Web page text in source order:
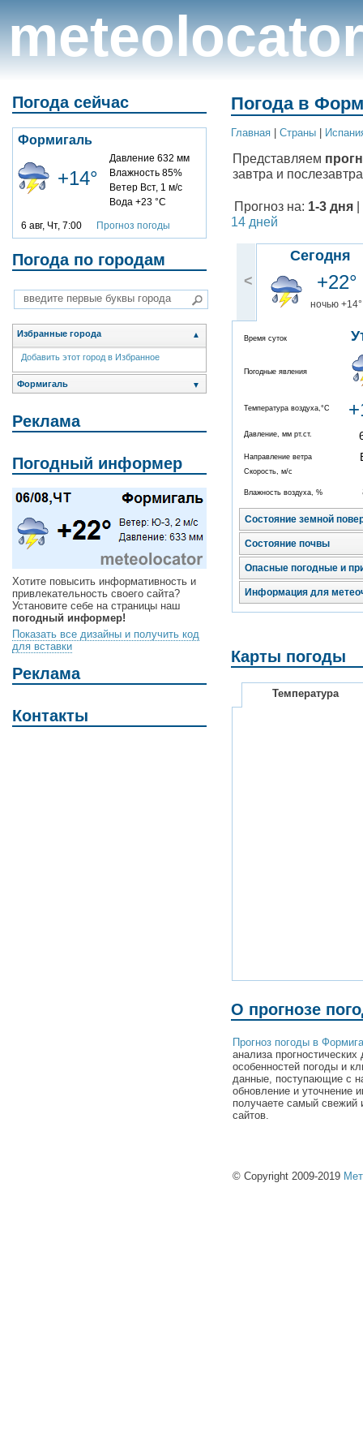
meteolocator
Погода сейчас
Формигаль
+14°
Давление 632 мм
Влажность 85%
Ветер Вст, 1 м/с
Вода +23 °C
6 авг, Чт, 7:00 Прогноз погоды
Погода по городам
Избранные города ▲
Добавить этот город в Избранное
Формигаль ▼
Реклама
Погодный информер
Хотите повысить информативность и
привлекательность своего сайта?
Установите себе на страницы наш
погодный информер!
Показать все дизайны и получить код
для вставки
Реклама
Контакты
Погода в
Главная Cтраны
Представляем
завтра и
Прогноз на: 1-3 дня
14 дней
<
Сегодня
+22°
ночью +14°
Время суток
Погодные явления
Температура воздуха,°C
Давление, мм рт.ст.
Направление ветра
Скорость, м/с
Влажность воздуха, %
Состояние земной
Состояние почвы
Опасные погодные и
Информация для
Карты погоды
Температура
О прогнозе
Прогноз погоды в
анализа
особенностей погоды и
данные, поступающие с
обновление и уточнение
получаете самый свежий
сайтов.
© Copyright 2009-2019